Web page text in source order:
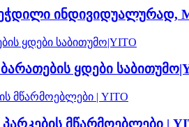
ინდივიდუალურად,
ყდები
მწარმოებლები |